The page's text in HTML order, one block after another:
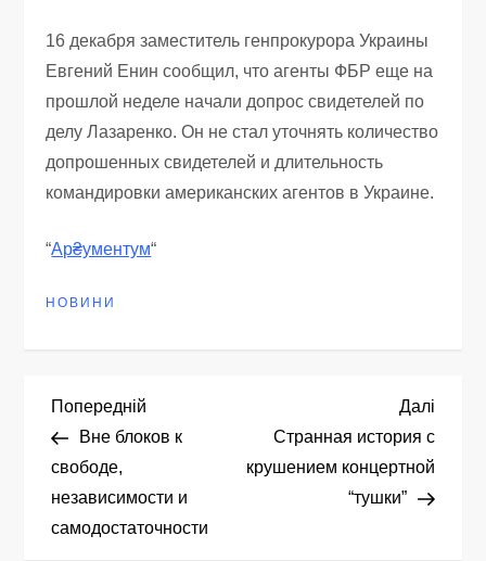
16 декабря заместитель генпрокурора Украины
Евгений Енин сообщил, что агенты ФБР еще на
прошлой неделе начали допрос свидетелей по
делу Лазаренко. Он не стал уточнять количество
допрошенных свидетелей и длительность
командировки американских агентов в Украине.
“Ар₴ументум“
НОВИНИ
Н
а
в
Попередній
запис
Попередній
Вне блоков к
свободе,
независимости и
самодостаточности
запис
Далі
Странная история с
крушением концертной
“тушки”